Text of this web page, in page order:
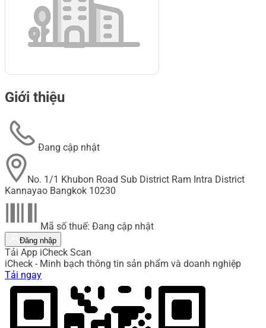
Giới thiệu
Đang cập nhật
No. 1/1 Khubon Road Sub District Ram Intra District
Kannayao Bangkok 10230
Mã số thuế: Đang cập nhật
Đăng nhập
Tải App iCheck Scan
iCheck - Minh bạch thông tin sản phẩm và doanh nghiệp
Tải ngay